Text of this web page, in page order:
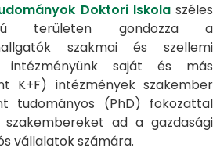
Doktori Iskolaszéles
területen gondozza a
szakmai és szellemi
intézményünk saját és más
K+F) intézmények szakember
tudományos (PhD) fokozattal
szakembereket ad a gazdasági
vállalatok számára.